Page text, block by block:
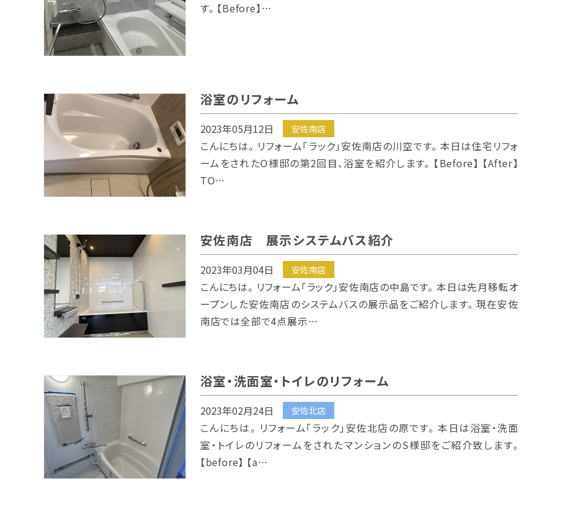
す。 【Before】…
浴室のリフォーム
2023年05月12日 安佐南店
こんにちは。 リフォーム「ラック」安佐南店の川空です。 本日は住宅リフォ
ームをされたO様邸の第2回目、浴室を紹介します。 【Before】 【After】
TO…
安佐南店 展示システムバス紹介
2023年03月04日 安佐南店
こんにちは。 リフォーム「ラック」安佐南店の中島です。 本日は先月移転オ
ープンした安佐南店のシステムバスの展示品をご紹介します。 現在安佐
南店では全部で4点展示…
浴室・洗面室・トイレのリフォーム
2023年02月24日 安佐北店
こんにちは。 リフォーム「ラック」安佐北店の原です。 本日は浴室・洗面
室・トイレのリフォームをされたマンションのS様邸をご紹介致します。
【before】 【a…